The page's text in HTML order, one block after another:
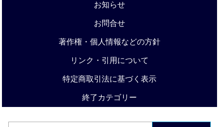
お知らせ
お問合せ
著作権・個人情報などの方針
リンク・引用について
特定商取引法に基づく表示
終了カテゴリー